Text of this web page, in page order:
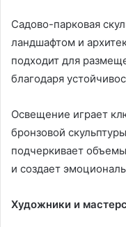
Садово-парковая
ландшафтом и
подходит для
благодаря
Освещение играет
бронзовой
подчеркивает
и создает
Художники и